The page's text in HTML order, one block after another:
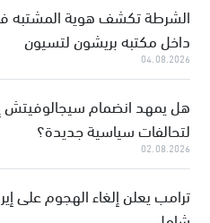
الشرطة تكشف هوية المشتبه
داخل مكتبه بريشون لتسيون
04.08.2026
هل يمهد انضمام سيجالوفيتش
لتحالفات سياسية جديدة؟
02.08.2026
ترامب يعلن إلغاء الهجوم على